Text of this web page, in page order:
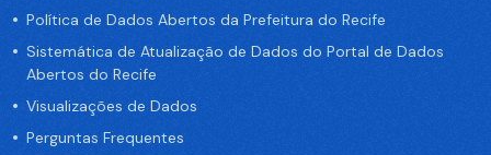
Política de Dados Abertos da Prefeitura do Recife
Sistemática de Atualização de Dados do Portal de Dados
Abertos do Recife
Visualizações de Dados
Perguntas Frequentes